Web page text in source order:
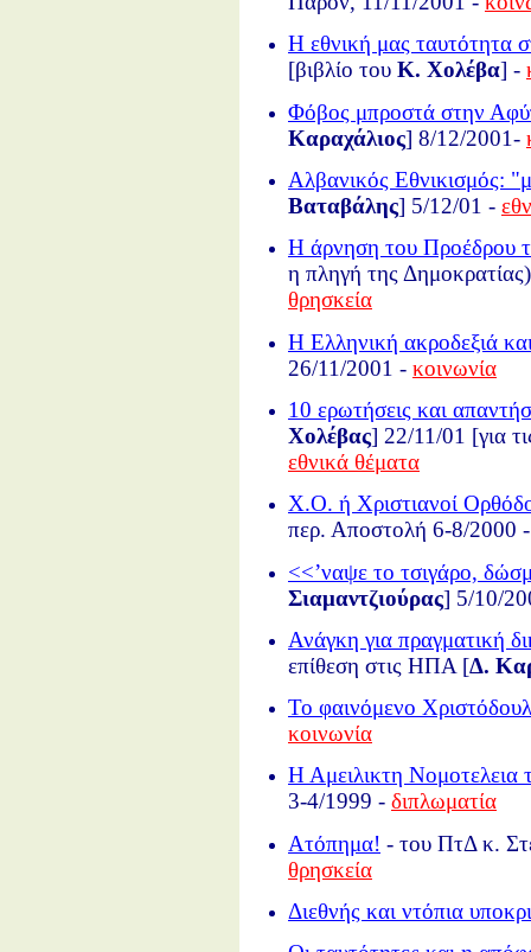
Η εθνική μας ταυτότητα
[βιβλίο του Κ. Χολέβα] -
Φόβος μπροστά στην
Καραχάλιος] 8/12/2001-
Αλβανικός Εθνικισμός:
Βαταβάλης] 5/12/01 -
Η άρνηση του Προέδρου
η πληγή της
θρησκεία
Η Ελληνική ακροδεξιά
26/11/2001 - κοινωνία
10 ερωτήσεις και
Χολέβας] 22/11/01 [για
εθνικά θέματα
Χ.Ο. ή Χριστιανοί
περ. Αποστολή 6-8/2000
<<ʼναψε το τσιγάρο,
Σιαμαντζιούρας] 5/10/
Ανάγκη για πραγματική
επίθεση στις ΗΠΑ [Δ.
Το φαινόμενο
κοινωνία
Η Αμειλικτη Νομοτελεια
3-4/1999 - διπλωματία
Ατόπημα! - του ΠτΔ κ.
θρησκεία
Διεθνής και ντόπια